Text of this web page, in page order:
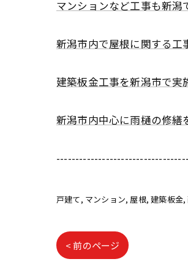
マンションなど工事も新潟
新潟市内で屋根に関する工
建築板金工事を新潟市で実
新潟市内中心に雨樋の修繕
戸建て マンション 屋根 建築板金
< 前のページ